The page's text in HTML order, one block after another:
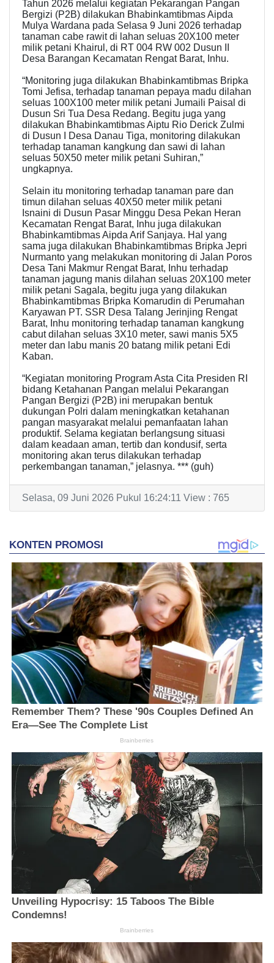
Tahun 2026 melalui kegiatan Pekarangan Pangan
Bergizi (P2B) dilakukan Bhabinkamtibmas Aipda
Mulya Wardana pada Selasa 9 Juni 2026 terhadap
tanaman cabe rawit di lahan seluas 20X100 meter
milik petani Khairul, di RT 004 RW 002 Dusun II
Desa Barangan Kecamatan Rengat Barat, Inhu.
“Monitoring juga dilakukan Bhabinkamtibmas Bripka
Tomi Jefisa, terhadap tanaman pepaya madu dilahan
seluas 100X100 meter milik petani Jumaili Paisal di
Dusun Sri Tua Desa Redang. Begitu juga yang
dilakukan Bhabinkamtibmas Aiptu Rio Derick Zulmi
di Dusun I Desa Danau Tiga, monitoring dilakukan
terhadap tanaman kangkung dan sawi di lahan
seluas 50X50 meter milik petani Suhiran,”
ungkapnya.
Selain itu monitoring terhadap tanaman pare dan
timun dilahan seluas 40X50 meter milik petani
Isnaini di Dusun Pasar Minggu Desa Pekan Heran
Kecamatan Rengat Barat, Inhu juga dilakukan
Bhabinkamtibmas Aipda Arif Sanjaya. Hal yang
sama juga dilakukan Bhabinkamtibmas Bripka Jepri
Nurmanto yang melakukan monitoring di Jalan Poros
Desa Tani Makmur Rengat Barat, Inhu terhadap
tanaman jagung manis dilahan seluas 20X100 meter
milik petani Sagala, begitu juga yang dilakukan
Bhabinkamtibmas Bripka Komarudin di Perumahan
Karyawan PT. SSR Desa Talang Jerinjing Rengat
Barat, Inhu monitoring terhadap tanaman kangkung
cabut dilahan seluas 3X10 meter, sawi manis 5X5
meter dan labu manis 20 batang milik petani Edi
Kaban.
“Kegiatan monitoring Program Asta Cita Presiden RI
bidang Ketahanan Pangan melalui Pekarangan
Pangan Bergizi (P2B) ini merupakan bentuk
dukungan Polri dalam meningkatkan ketahanan
pangan masyarakat melalui pemanfaatan lahan
produktif. Selama kegiatan berlangsung situasi
dalam keadaan aman, tertib dan kondusif, serta
monitoring akan terus dilakukan terhadap
perkembangan tanaman,” jelasnya. *** (guh)
Selasa, 09 Juni 2026 Pukul 16:24:11 View : 765